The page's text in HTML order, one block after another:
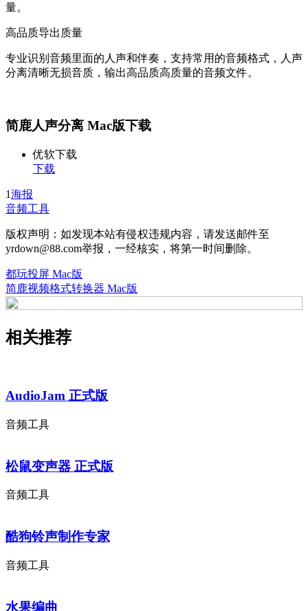
量。
高品质导出质量
专业识别音频里面的人声和伴奏，支持常用的音频格式，人声
分离清晰无损音质，输出高品质高质量的音频文件。
简鹿人声分离 Mac版下载
优软下载
下载
1海报
音频工具
版权声明：如发现本站有侵权违规内容，请发送邮件至
yrdown@88.com举报，一经核实，将第一时间删除。
都玩投屏 Mac版
简鹿视频格式转换器 Mac版
相关推荐
AudioJam 正式版
音频工具
松鼠变声器 正式版
音频工具
酷狗铃声制作专家
音频工具
水果编曲